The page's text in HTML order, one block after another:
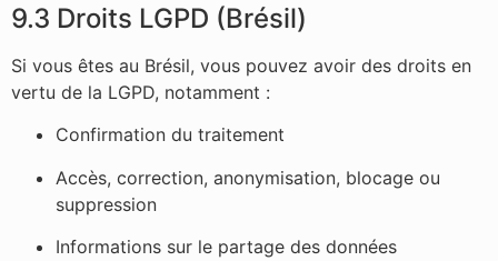
9.3 Droits LGPD (Brésil)
Si vous êtes au Brésil, vous pouvez avoir des droits en
vertu de la LGPD, notamment :
Confirmation du traitement
Accès, correction, anonymisation, blocage ou
suppression
Informations sur le partage des données